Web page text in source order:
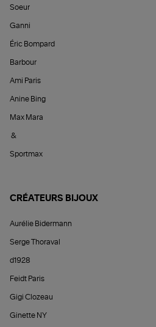
Soeur
Ganni
Éric Bompard
Barbour
Ami Paris
Anine Bing
Max Mara
&
Sportmax
CRÉATEURS BIJOUX
Aurélie Bidermann
Serge Thoraval
d1928
Feidt Paris
Gigi Clozeau
Ginette NY